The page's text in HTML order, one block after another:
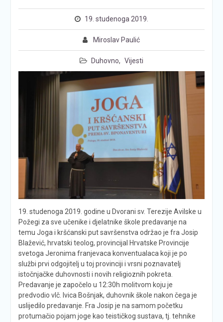
19. studenoga 2019.
Miroslav Paulić
Duhovno, Vijesti
19. studenoga 2019. godine u Dvorani sv. Terezije Avilske u
Požegi za sve učenike i djelatnike škole predavanje na
temu Joga i kršćanski put savršenstva održao je fra Josip
Blažević, hrvatski teolog, provincijal Hrvatske Provincije
svetoga Jeronima franjevaca konventualaca koji je po
službi prvi odgojitelj u toj provinciji i vrsni poznavatelj
istočnjačke duhovnosti i novih religioznih pokreta.
Predavanje je započelo u 12:30h molitvom koju je
predvodio vlč. Ivica Bošnjak, duhovnik škole nakon čega je
uslijedilo predavanje. Fra Josip je na samom početku
protumačio pojam joge kao teističkog sustava, tj. tehnike